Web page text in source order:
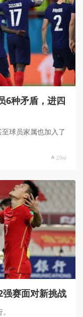
6种矛盾，进四
球员家属也加入了
29w
赛面对新挑战